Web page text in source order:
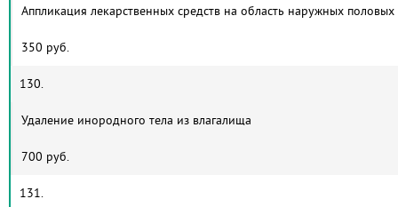
Аппликация лекарственных средств на область наружных
350 руб.
130.
Удаление инородного тела из влагалища
700 руб.
131.